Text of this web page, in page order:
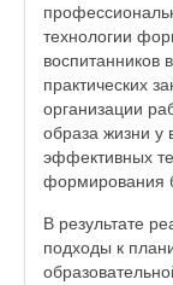
технологии
воспитанников
практических
организации
образа жизни у
эффективных
формирования
В результате
подходы к